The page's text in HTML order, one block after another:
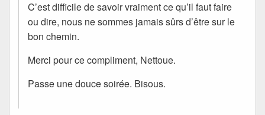
C’est difficile de savoir vraiment ce qu’il faut faire
ou dire, nous ne sommes jamais sûrs d’être sur le
bon chemin.
Merci pour ce compliment, Nettoue.
Passe une douce soirée. Bisous.